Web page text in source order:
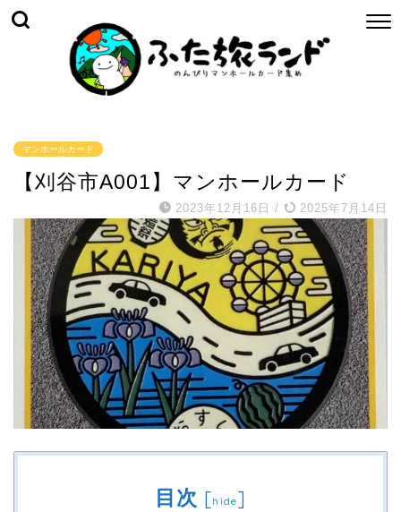
マンホールカード
【刈谷市A001】マンホールカード
2023年12月16日 / 2025年7月14日
目次 [hide]